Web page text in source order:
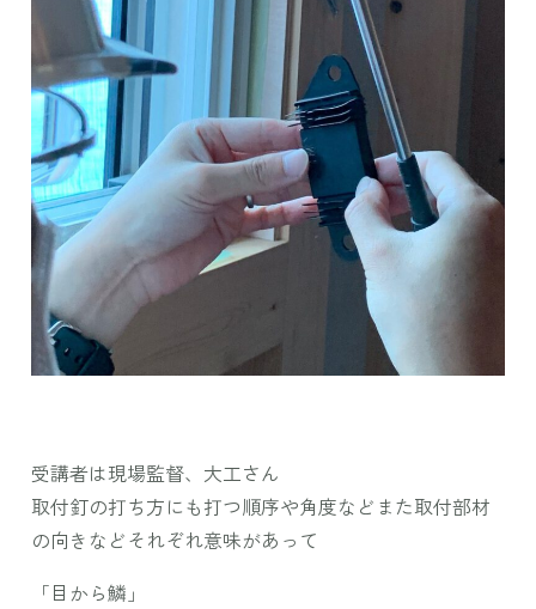
受講者は現場監督、大工さん
取付釘の打ち方にも打つ順序や角度などまた取付部材
の向きなどそれぞれ意味があって
「目から鱗」